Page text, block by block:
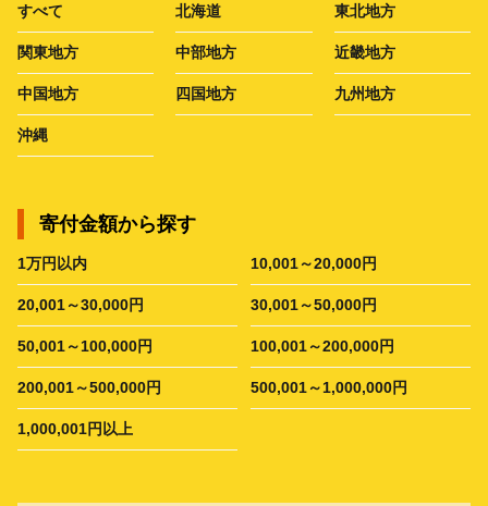
すべて 北海道 東北地方
関東地方 中部地方 近畿地方
中国地方 四国地方 九州地方
沖縄
寄付金額から探す
1万円以内 10,001～20,000円
20,001～30,000円 30,001～50,000円
50,001～100,000円 100,001～200,000円
200,001～500,000円 500,001～1,000,000円
1,000,001円以上